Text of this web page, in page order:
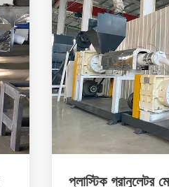
প্লাস্টিক গ্রানুলেটর